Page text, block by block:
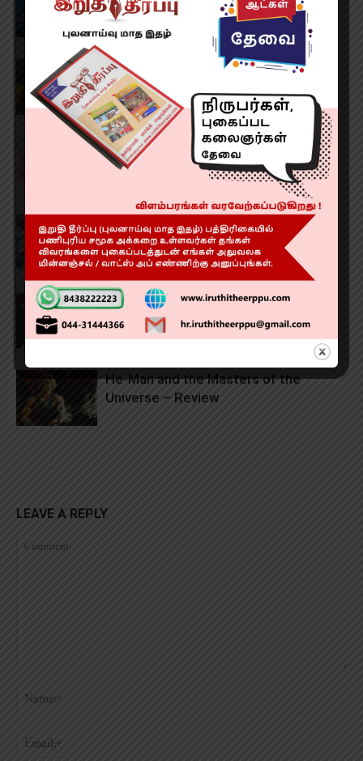
Replacement Surgeries!
The Hidden Protector (2026) Review
RATING 3/5
First Look of Comedy Entertainer
‘Marriage Story’
JITO Sports National Games 2026
VG Pageants Chennai Launched
He-Man and the Masters of the
Universe – Review
LEAVE A REPLY